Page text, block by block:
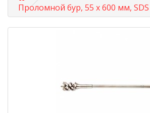
Проломной бур, 55 х 600 мм,